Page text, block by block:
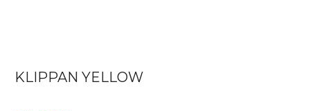
KLIPPAN YELLOW